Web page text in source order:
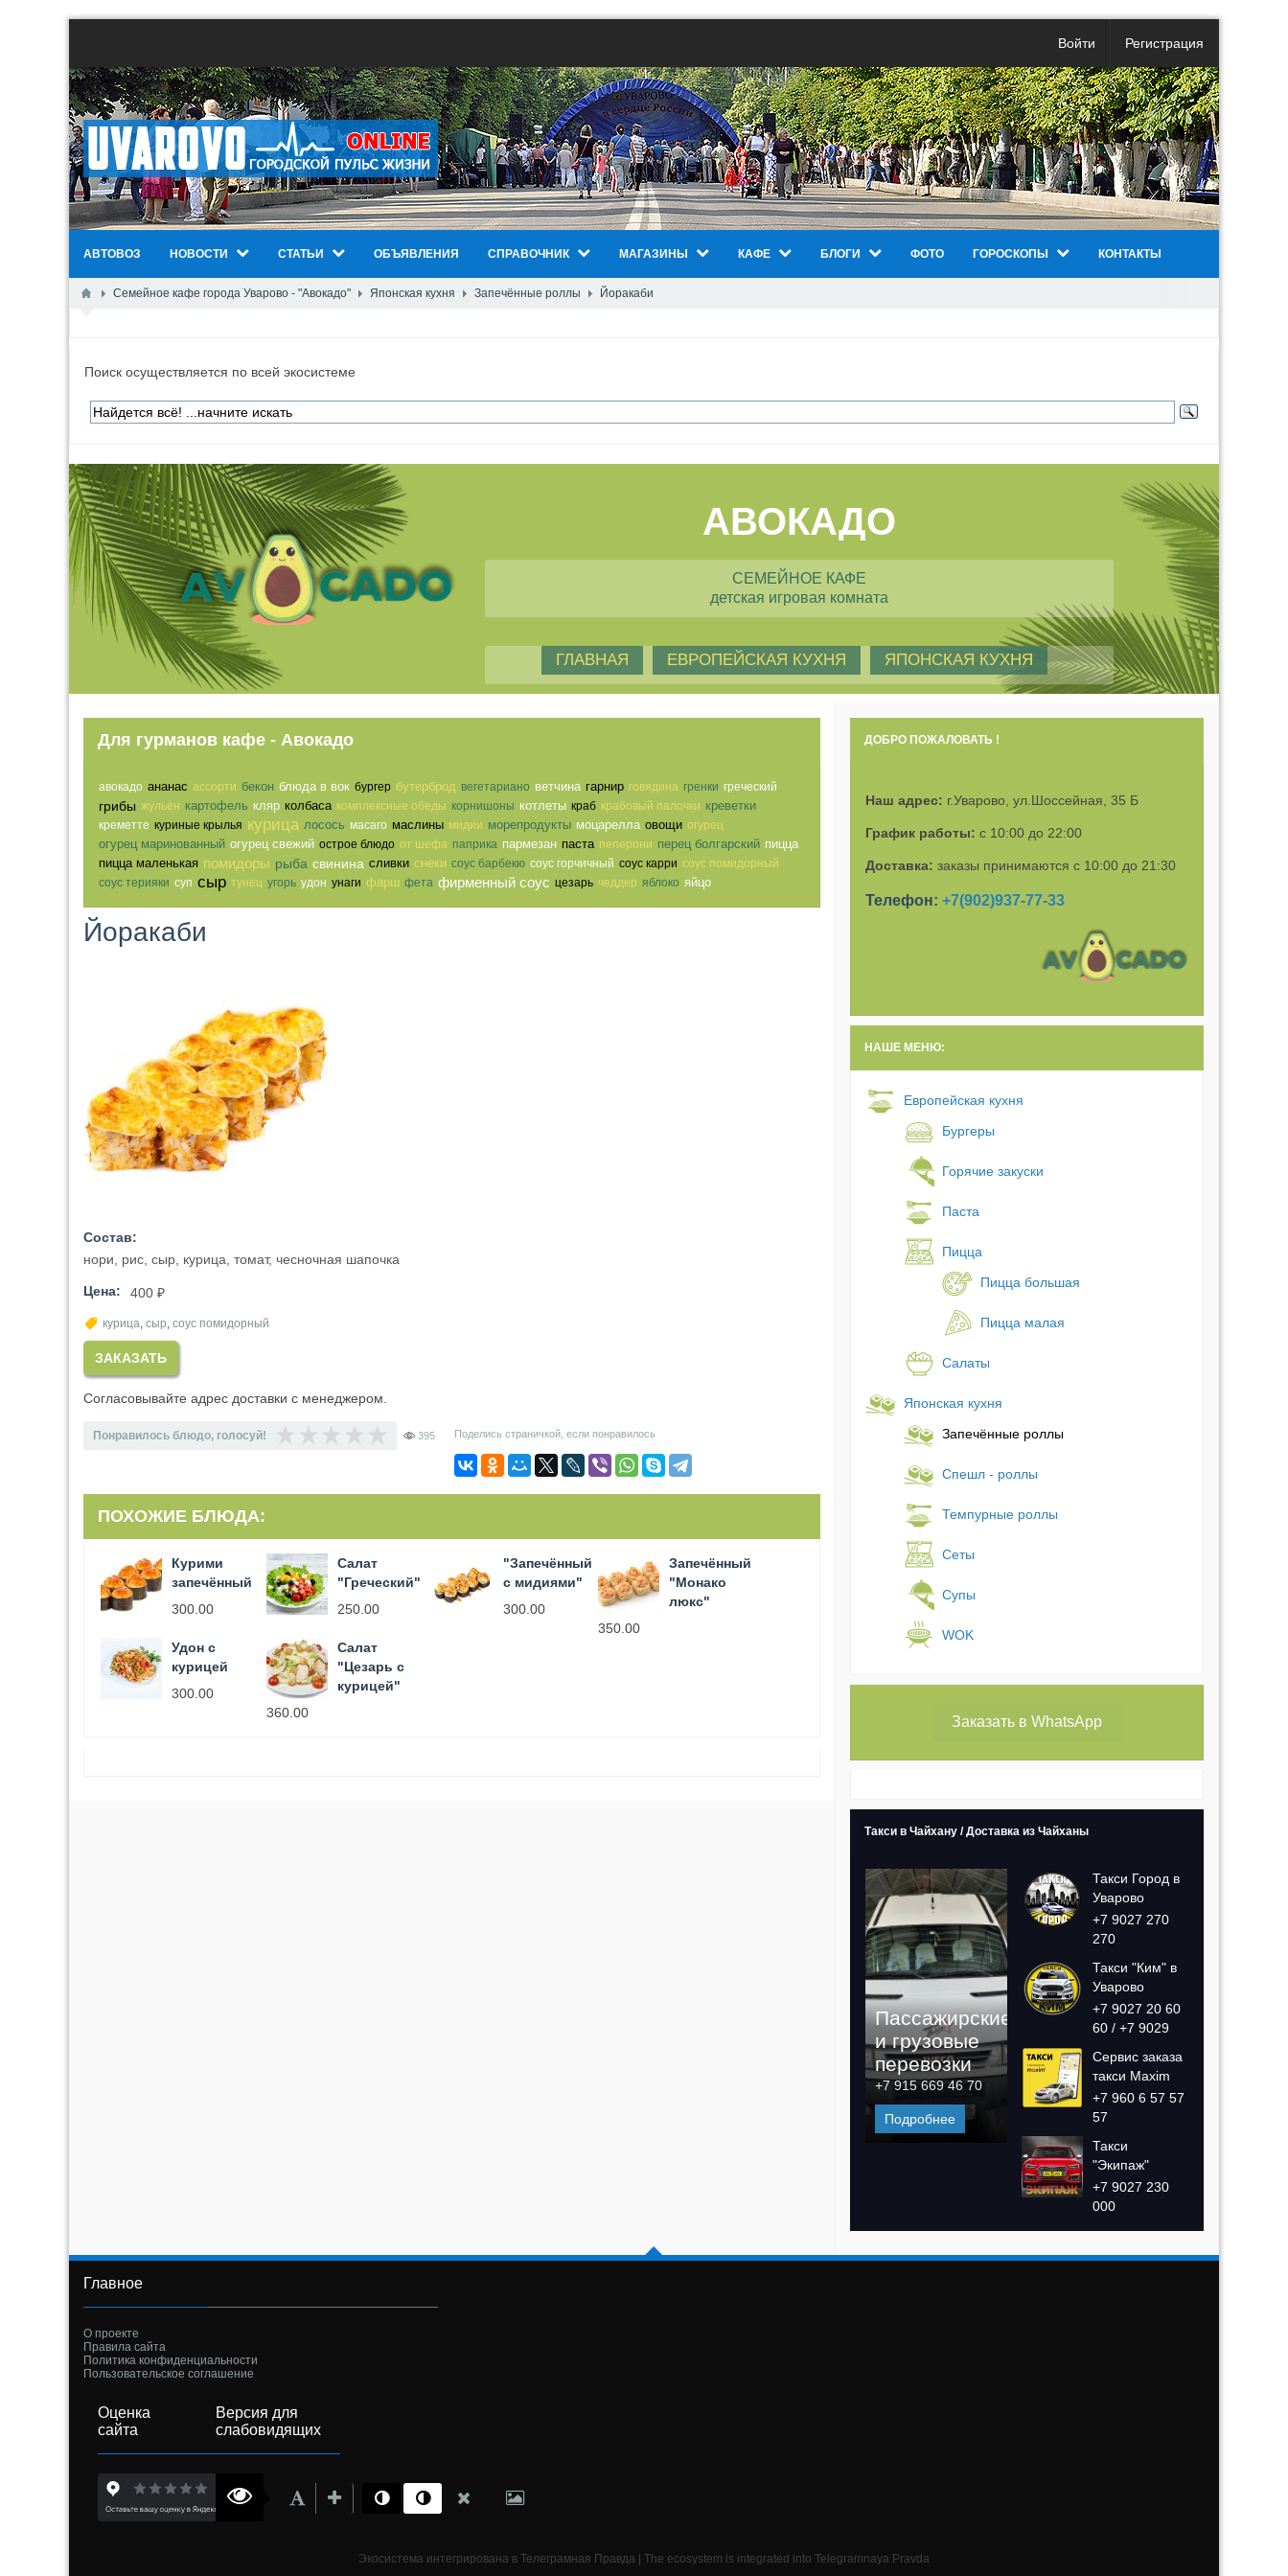
Войти Регистрация
АВТОВОЗ НОВОСТИ СТАТЬИ ОБЪЯВЛЕНИЯ СПРАВОЧНИК МАГАЗИНЫ КАФЕ БЛОГИ ФОТО ГОРОСКОПЫ КОНТАКТЫ
Семейное кафе города Уварово - "Авокадо" Японская кухня Запечённые роллы Йоракаби
Поиск осуществляется по всей экосистеме
АВОКАДО
СЕМЕЙНОЕ КАФЕ
детская игровая комната
ГЛАВНАЯ ЕВРОПЕЙСКАЯ КУХНЯ ЯПОНСКАЯ КУХНЯ
Для гурманов кафе - Авокадо
авокадо ананас ассорти бекон блюда в вок бургер бутерброд вегетариано ветчина гарнир говядина гренки греческий
грибы жульен картофель кляр колбаса комплексные обеды корнишоны котлеты краб крабовый палочки креветки
креметте куриные крылья курица лосось масаго маслины мидии морепродукты моцарелла овощи огурец
огурец маринованный огурец свежий острое блюдо от шефа паприка пармезан паста пеперони перец болгарский пицца
пицца маленькая помидоры рыба свинина сливки снеки соус барбекю соус горчичный соус карри соус помидорный
соус терияки суп сыр тунец угорь удон унаги фарш фета фирменный соус цезарь чеддер яблоко яйцо
Йоракаби
Состав:
нори, рис, сыр, курица, томат, чесночная шапочка
Цена: 400 ₽
курица, сыр, соус помидорный
ЗАКАЗАТЬ
Согласовывайте адрес доставки с менеджером.
Понравилось блюдо, голосуй! 395 Поделись страничкой, если понравилось
ПОХОЖИЕ БЛЮДА:
Курими
запечённый
300.00
Салат
"Греческий"
250.00
"Запечённый
с мидиями"
300.00
Запечённый
"Монако
люкс"
350.00
Удон с
курицей
300.00
Салат
"Цезарь с
курицей"
360.00
ДОБРО ПОЖАЛОВАТЬ !
Наш адрес: г.Уварово, ул.Шоссейная, 35 Б
График работы: с 10:00 до 22:00
Доставка: заказы принимаются с 10:00 до 21:30
Телефон: +7(902)937-77-33
НАШЕ МЕНЮ:
Европейская кухня
Бургеры
Горячие закуски
Паста
Пицца
Пицца большая
Пицца малая
Салаты
Японская кухня
Запечённые роллы
Спешл - роллы
Темпурные роллы
Сеты
Супы
WOK
Заказать в WhatsApp
Такси в Чайхану / Доставка из Чайханы
Пассажирские
и грузовые
перевозки
+7 915 669 46 70
Подробнее
Такси Город в
Уварово
+7 9027 270
270
Такси "Ким" в
Уварово
+7 9027 20 60
60 / +7 9029
37 03 71
Сервис заказа
такси Maxim
+7 960 6 57 57
57
Такси
"Экипаж"
+7 9027 230
000
Главное
О проекте
Правила сайта
Политика конфиденциальности
Пользовательское соглашение
Оценка
сайта
Версия для
слабовидящих
Экосистема интегрирована в Телеграмная Правда | The ecosystem is integrated into Telegramnaya Pravda